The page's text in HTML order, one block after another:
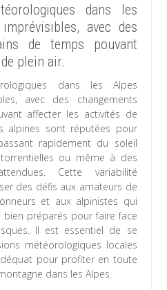
dans les
avec des
de temps pouvant
plein air.
dans les Alpes
avec des changements
affecter les activités de
alpines sont réputées pour
rapidement du soleil
ou même à des
Cette variabilité
des défis aux amateurs de
et aux alpinistes qui
bien préparés pour faire face
Il est essentiel de se
météorologiques locales
pour profiter en toute
dans les Alpes.